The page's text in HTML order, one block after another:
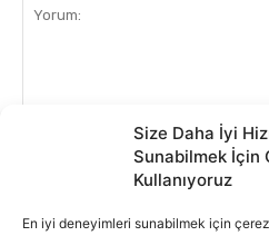
Size Daha İyi
Sunabilmek İçin
Kullanıyoruz
En iyi deneyimleri sunabilmek için